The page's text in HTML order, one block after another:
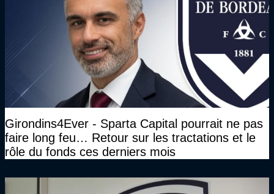
Girondins4Ever - Sparta Capital pourrait ne pas
faire long feu… Retour sur les tractations et le
rôle du fonds ces derniers mois